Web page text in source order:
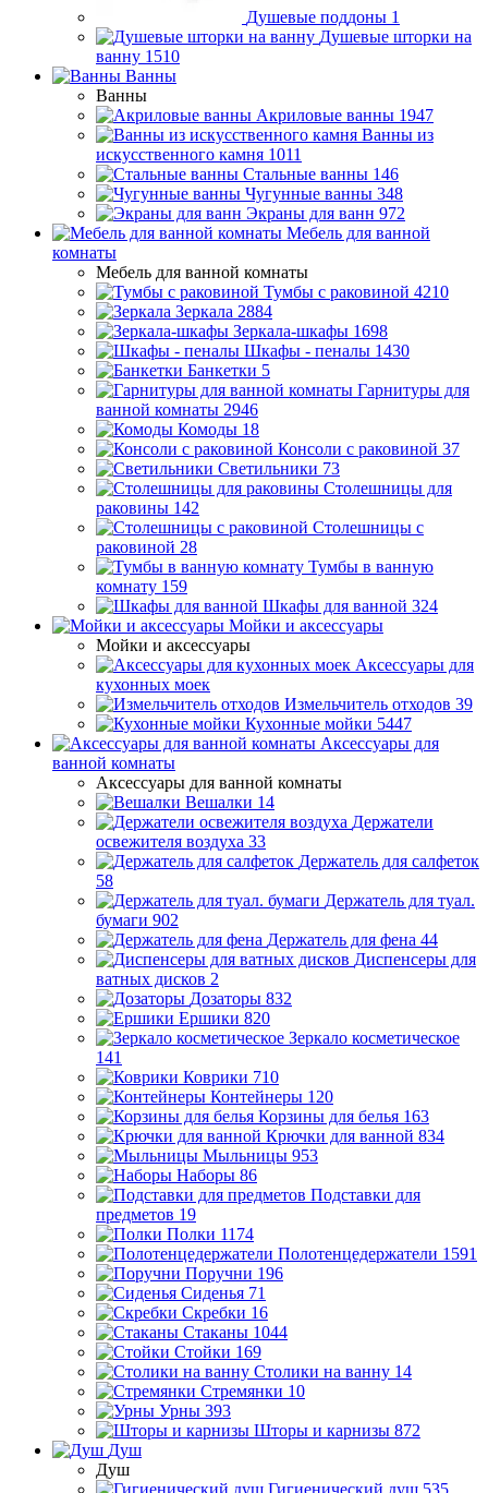
Душевые поддоны 1
Душевые шторки на
ванну 1510
Ванны
Ванны
Акриловые ванны 1947
Ванны из
искусственного камня 1011
Стальные ванны 146
Чугунные ванны 348
Экраны для ванн 972
Мебель для ванной
комнаты
Мебель для ванной комнаты
Тумбы с раковиной 4210
Зеркала 2884
Зеркала-шкафы 1698
Шкафы - пеналы 1430
Банкетки 5
Гарнитуры для
ванной комнаты 2946
Комоды 18
Консоли с раковиной 37
Светильники 73
Столешницы для
раковины 142
Столешницы с
раковиной 28
Тумбы в ванную
комнату 159
Шкафы для ванной 324
Мойки и аксессуары
Мойки и аксессуары
Аксессуары для
кухонных моек
Измельчитель отходов 39
Кухонные мойки 5447
Аксессуары для
ванной комнаты
Аксессуары для ванной комнаты
Вешалки 14
Держатели
освежителя воздуха 33
Держатель для салфеток
58
Держатель для туал.
бумаги 902
Держатель для фена 44
Диспенсеры для
ватных дисков 2
Дозаторы 832
Ершики 820
Зеркало косметическое
141
Коврики 710
Контейнеры 120
Корзины для белья 163
Крючки для ванной 834
Мыльницы 953
Наборы 86
Подставки для
предметов 19
Полки 1174
Полотенцедержатели 1591
Поручни 196
Сиденья 71
Скребки 16
Стаканы 1044
Стойки 169
Столики на ванну 14
Стремянки 10
Урны 393
Шторы и карнизы 872
Душ
Душ
Гигиенический душ 535